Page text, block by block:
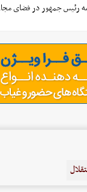
رئیس جمهور در فضای